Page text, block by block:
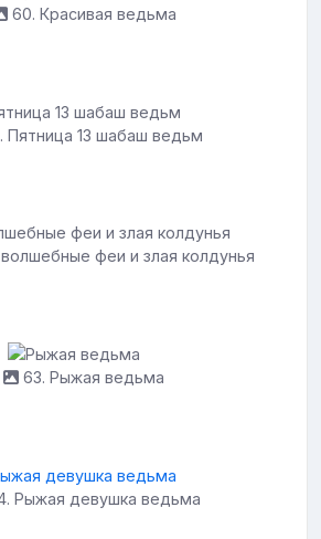
60. Красивая ведьма
Пятница 13 шабаш ведьм
феи и злая колдунья
63. Рыжая ведьма
Рыжая девушка ведьма